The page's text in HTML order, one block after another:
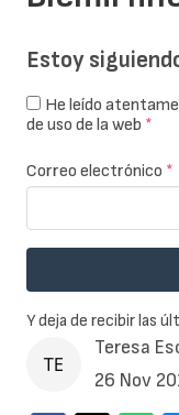
Teresa
26 Nov
Estoy
He leído
de uso de la web *
Correo electrónico *
Y deja de recibir las